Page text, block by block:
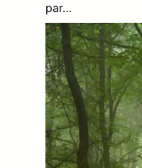
par…